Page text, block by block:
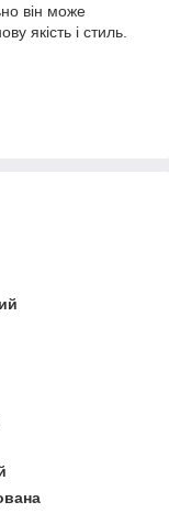
він може
якість і стиль.